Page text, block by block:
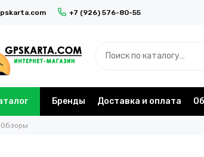
+7 (926) 576-80-55
Бренды Доставка и оплата
Обзоры